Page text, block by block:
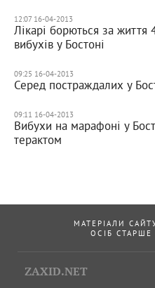
12:07 16-04-2013
Лікарі борються за життя
вибухів у Бостоні
09:25 16-04-2013
Серед постраждалих у
09:11 16-04-2013
Вибухи на марафоні у
терактом
МАТЕРІАЛИ
ОСІБ
ZAXID.NET